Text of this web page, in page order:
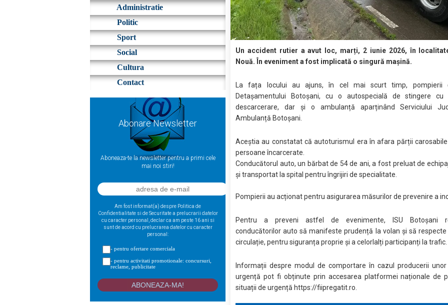
Administratie
Politic
Sport
Social
Cultura
Contact
Abonare Newsletter
Aboneaza-te la newsletter pentru a primi cele
mai noi stiri!
Am fost informat(a) despre Politica de
Confidentialitate si de Securitate a prelucrarii datelor
cu caracter personal, declar ca am peste 16 ani si
sunt de acord cu prelucrarea datelor cu caracter
personal:
- pentru ofertare comerciala
- pentru activitati promotionale: concursuri,
reclame, publicitate
Un accident rutier a avut loc, marți, 2 iunie 2026, în
Nouă. În eveniment a fost implicată o singură mașină.
La fața locului au ajuns, în cel mai scurt timp, pompierii
Detașamentului Botoșani, cu o autospecială de stingere cu
descarcerare, dar și o ambulanță aparținând Serviciului
Ambulanță Botoșani.
Aceștia au constatat că autoturismul era în afara părții
persoane încarcerate.
Conducătorul auto, un bărbat de 54 de ani, a fost preluat de
și transportat la spital pentru îngrijiri de specialitate.
Pompierii au acționat pentru asigurarea măsurilor de prevenire a
Pentru a preveni astfel de evenimente, ISU Botoșani
conducătorilor auto să manifeste prudență la volan și să respecte
circulație, pentru siguranța proprie și a celorlalți participanți la trafic.
Informații despre modul de comportare în cazul producerii
urgență pot fi obținute prin accesarea platformei naționale de
situații de urgență https://fiipregatit.ro.